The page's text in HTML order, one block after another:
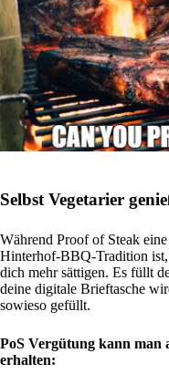
Selbst Vegetarier
Während Proof of Steak
Hinterhof-BBQ-Tradition
dich mehr sättigen. Es füllt
deine digitale Brieftasche
sowieso gefüllt.
PoS Vergütung kann man
erhalten: